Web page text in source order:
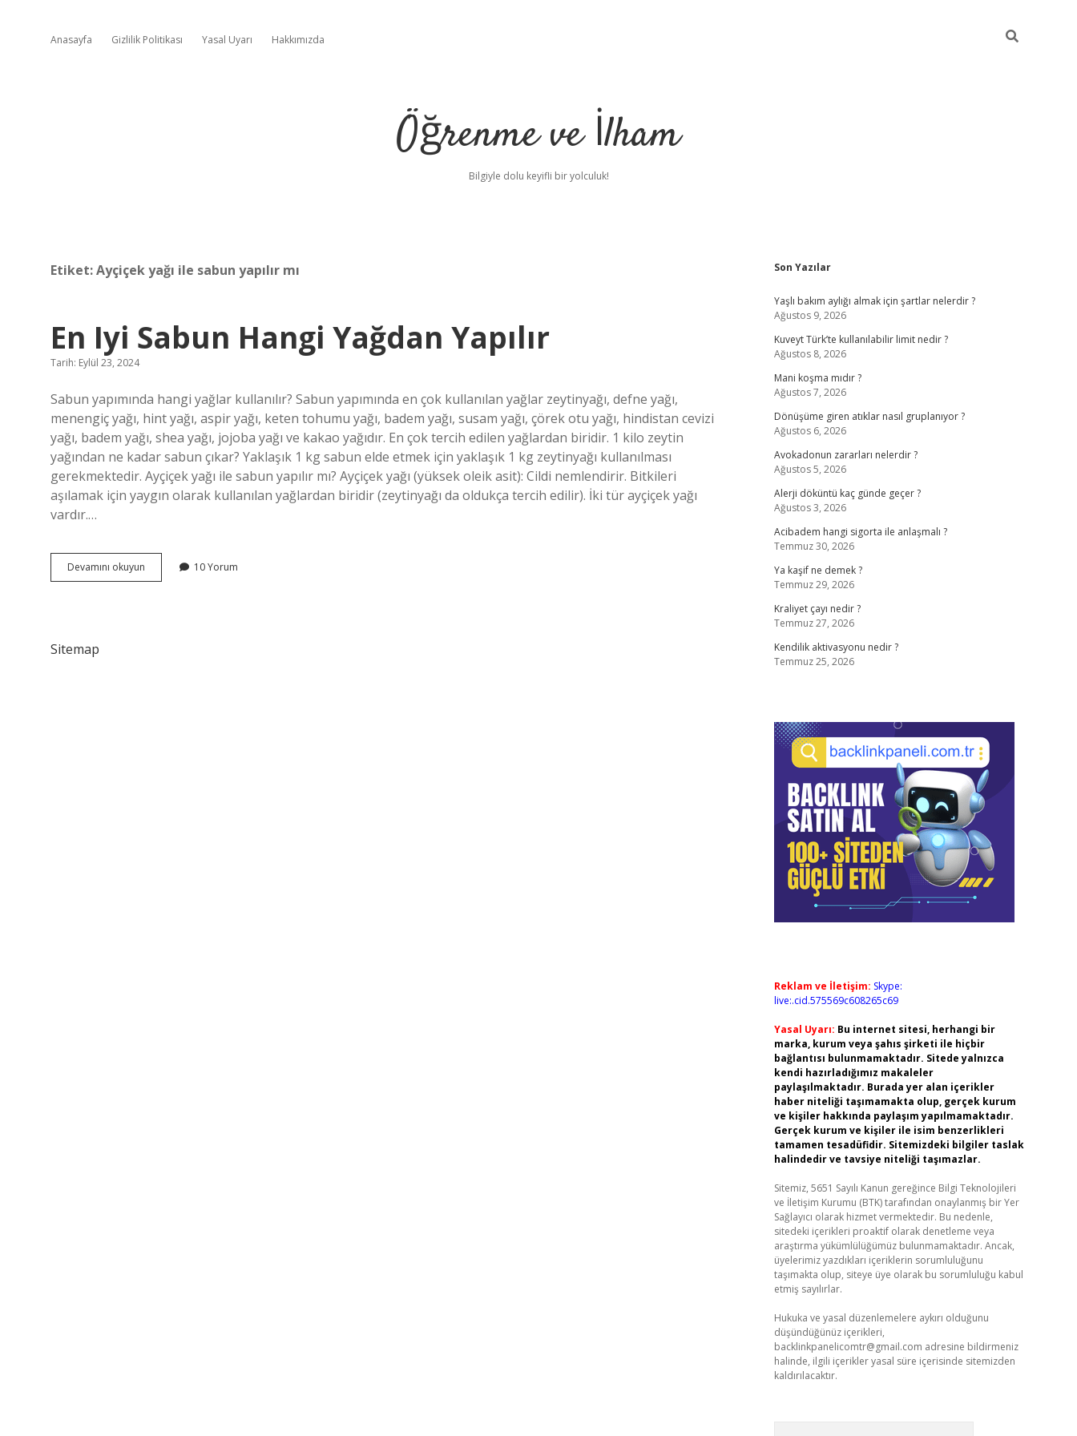
Anasayfa Gizlilik Politikası Yasal Uyarı Hakkımızda
Öğrenme ve İlham
Bilgiyle dolu keyifli bir yolculuk!
Etiket:Ayçiçek yağı ile sabun yapılır mı
En Iyi Sabun Hangi Yağdan Yapılır
Tarih: Eylül 23, 2024
Sabun yapımında hangi yağlar kullanılır? Sabun yapımında en çok kullanılan yağlar zeytinyağı, defne yağı,
menengiç yağı, hint yağı, aspir yağı, keten tohumu yağı, badem yağı, susam yağı, çörek otu yağı, hindistan cevizi
yağı, badem yağı, shea yağı, jojoba yağı ve kakao yağıdır. En çok tercih edilen yağlardan biridir. 1 kilo zeytin
yağından ne kadar sabun çıkar? Yaklaşık 1 kg sabun elde etmek için yaklaşık 1 kg zeytinyağı kullanılması
gerekmektedir. Ayçiçek yağı ile sabun yapılır mı? Ayçiçek yağı (yüksek oleik asit): Cildi nemlendirir. Bitkileri
aşılamak için yaygın olarak kullanılan yağlardan biridir (zeytinyağı da oldukça tercih edilir). İki tür ayçiçek yağı
vardır.…
Devamını okuyun
Iyi
10 Yorum
Sitemap
Sidebar
Son Yazılar
Yaşlı bakım aylığı almak için şartlar nelerdir ?
Ağustos 9, 2026
Kuveyt Türk’te kullanılabilir limit nedir ?
Ağustos 8, 2026
Mani koşma mıdır ?
Ağustos 7, 2026
Dönüşüme giren atıklar nasıl gruplanıyor ?
Ağustos 6, 2026
Avokadonun zararları nelerdir ?
Ağustos 5, 2026
Alerji döküntü kaç günde geçer ?
Ağustos 3, 2026
Acibadem hangi sigorta ile anlaşmalı ?
Temmuz 30, 2026
Ya kaşif ne demek ?
Temmuz 29, 2026
Kraliyet çayı nedir ?
Temmuz 27, 2026
Kendilik aktivasyonu nedir ?
Temmuz 25, 2026
Reklam ve İletişim: Skype:
live:.cid.575569c608265c69
Yasal Uyarı: Bu internet sitesi, herhangi bir
marka, kurum veya şahıs şirketi ile hiçbir
bağlantısı bulunmamaktadır. Sitede yalnızca
kendi hazırladığımız makaleler
paylaşılmaktadır. Burada yer alan içerikler
haber niteliği taşımamakta olup, gerçek kurum
ve kişiler hakkında paylaşım yapılmamaktadır.
Gerçek kurum ve kişiler ile isim benzerlikleri
tamamen tesadüfidir. Sitemizdeki bilgiler taslak
halindedir ve tavsiye niteliği taşımazlar.
Sitemiz, 5651 Sayılı Kanun gereğince Bilgi Teknolojileri
ve İletişim Kurumu (BTK) tarafından onaylanmış bir Yer
Sağlayıcı olarak hizmet vermektedir. Bu nedenle,
sitedeki içerikleri proaktif olarak denetleme veya
araştırma yükümlülüğümüz bulunmamaktadır. Ancak,
üyelerimiz yazdıkları içeriklerin sorumluluğunu
taşımakta olup, siteye üye olarak bu sorumluluğu kabul
etmiş sayılırlar.
Hukuka ve yasal düzenlemelere aykırı olduğunu
düşündüğünüz içerikleri,
backlinkpanelicomtr@gmail.com adresine bildirmeniz
halinde, ilgili içerikler yasal süre içerisinde sitemizden
kaldırılacaktır.